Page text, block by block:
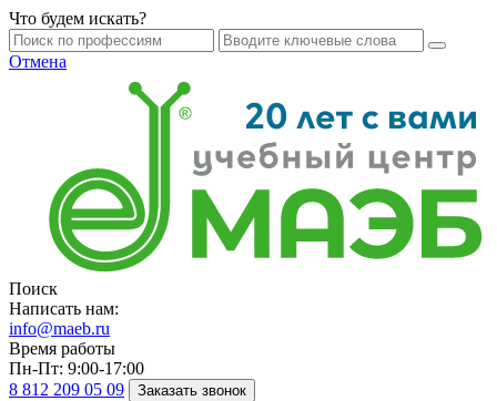
Что будем искать?
Отмена
Поиск
Написать нам:
info@maeb.ru
Время работы
Пн-Пт: 9:00-17:00
8 812 209 05 09 Заказать звонок